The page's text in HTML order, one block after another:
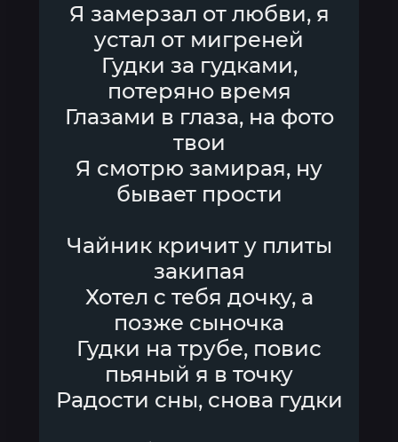
Я замерзал от любви, я
устал от мигреней
Гудки за гудками,
потеряно время
Глазами в глаза, на фото
твои
Я смотрю замирая, ну
бывает прости
Чайник кричит у плиты
закипая
Хотел с тебя дочку, а
позже сыночка
Гудки на трубе, повис
пьяный я в точку
Радости сны, снова гудки